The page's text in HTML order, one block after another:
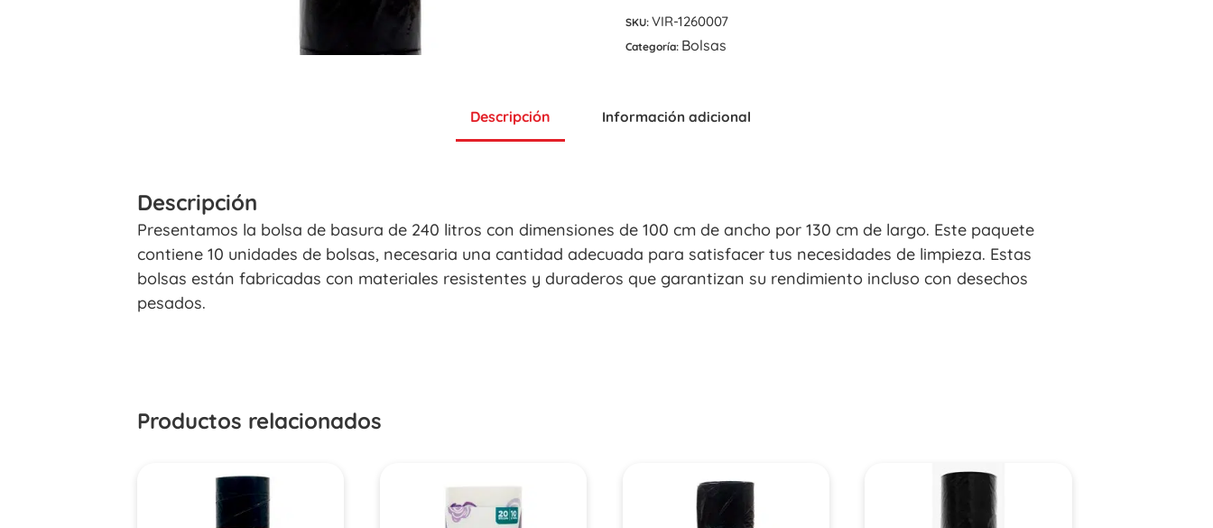
SKU: VIR-1260007
Categoría: Bolsas
Descripción Información adicional
Descripción
Presentamos la bolsa de basura de 240 litros con dimensiones de 100 cm de ancho por 130 cm de largo. Este paquete
contiene 10 unidades de bolsas, necesaria una cantidad adecuada para satisfacer tus necesidades de limpieza. Estas
bolsas están fabricadas con materiales resistentes y duraderos que garantizan su rendimiento incluso con desechos
pesados.
Productos relacionados